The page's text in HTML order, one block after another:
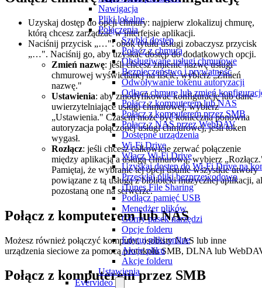
Nawigacja
Pliki lokalne
Połączenia
Szybki dostęp
Połącz z chmurą
Obsługiwane usługi chmurowe
Bezpieczeństwo i prywatność
Odwoływanie tokenu autoryzacji
Odłącz chmurę lub zmień
Połącz z komputerem lub NAS
Połącz z komputerem przez SMB
Połącz z NAS przez WebDAV
Dostępne urządzenia
Wi-Fi Drive
Włącz Wi-Fi Drive
Uzyskaj dostęp do Wi-Fi Drive na
Przesyłaj pliki bezprzewodowo
iTunes File Sharing
Podłącz pamięć USB
Menedżer plików
Górny pasek narzędzi
Opcje folderu
Edytuj pliki online
Akcje pliku
Akcje folderu
Ustawienia
Evervideo
Uzyskaj dostęp do opcji chmury: najpierw zlokalizuj chmurę,
którą chcesz zarządzać w interfejsie aplikacji.
Naciśnij przycisk „…": obok tytułu usługi zobaczysz przycisk
„…". Naciśnij go, aby uzyskać dostęp do dodatkowych opcji.
Zmień nazwę: jeśli chcesz zmienić nazwę usługi
chmurowej wyświetlanej na liście, wybierz „Zmień
nazwę."
Ustawienia: aby zmodyfikować konfigurację lub dane
uwierzytelniające usługi chmurowej, wybierz
„Ustawienia." Czasem może być konieczna ponowna
autoryzacja połączonej usługi chmurowej, jeśli token
wygasł.
Rozłącz: jeśli chcesz całkowicie zerwać połączenie
między aplikacją a usługą chmurową, wybierz
Pamiętaj, że wybranie tej opcji usunie wszystkie utwory
powiązane z tą usługą z biblioteki muzycznej aplikacji,
pozostaną one na serwerze.
Połącz z komputerem lub NAS
Możesz również połączyć komputer, osobisty NAS lub inne
urządzenia sieciowe za pomocą protokołu SMB, DLNA lub
Połącz z komputerem przez SMB